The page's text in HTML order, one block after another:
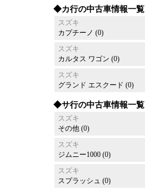
◆カ行の中古車情報一覧
スズキ
カプチーノ (0)
スズキ
カルタス ワゴン (0)
スズキ
グランド エスクード (0)
◆サ行の中古車情報一覧
スズキ
その他 (0)
スズキ
ジムニー1000 (0)
スズキ
スプラッシュ (0)